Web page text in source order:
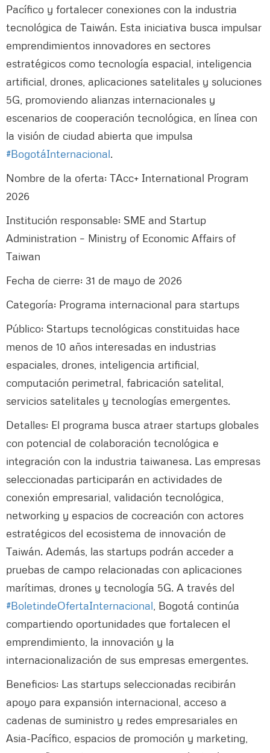
Pacífico y fortalecer conexiones con la industria
tecnológica de Taiwán. Esta iniciativa busca impulsar
emprendimientos innovadores en sectores
estratégicos como tecnología espacial, inteligencia
artificial, drones, aplicaciones satelitales y soluciones
5G, promoviendo alianzas internacionales y
escenarios de cooperación tecnológica, en línea con
la visión de ciudad abierta que impulsa
#BogotáInternacional.
Nombre de la oferta: TAcc+ International Program
2026
Institución responsable: SME and Startup
Administration – Ministry of Economic Affairs of
Taiwan
Fecha de cierre: 31 de mayo de 2026
Categoría: Programa internacional para startups
Público: Startups tecnológicas constituidas hace
menos de 10 años interesadas en industrias
espaciales, drones, inteligencia artificial,
computación perimetral, fabricación satelital,
servicios satelitales y tecnologías emergentes.
Detalles: El programa busca atraer startups globales
con potencial de colaboración tecnológica e
integración con la industria taiwanesa. Las empresas
seleccionadas participarán en actividades de
conexión empresarial, validación tecnológica,
networking y espacios de cocreación con actores
estratégicos del ecosistema de innovación de
Taiwán. Además, las startups podrán acceder a
pruebas de campo relacionadas con aplicaciones
marítimas, drones y tecnología 5G. A través del
#BoletindeOfertaInternacional , Bogotá continúa
compartiendo oportunidades que fortalecen el
emprendimiento, la innovación y la
internacionalización de sus empresas emergentes.
Beneficios: Las startups seleccionadas recibirán
apoyo para expansión internacional, acceso a
cadenas de suministro y redes empresariales en
Asia-Pacífico, espacios de promoción y marketing,